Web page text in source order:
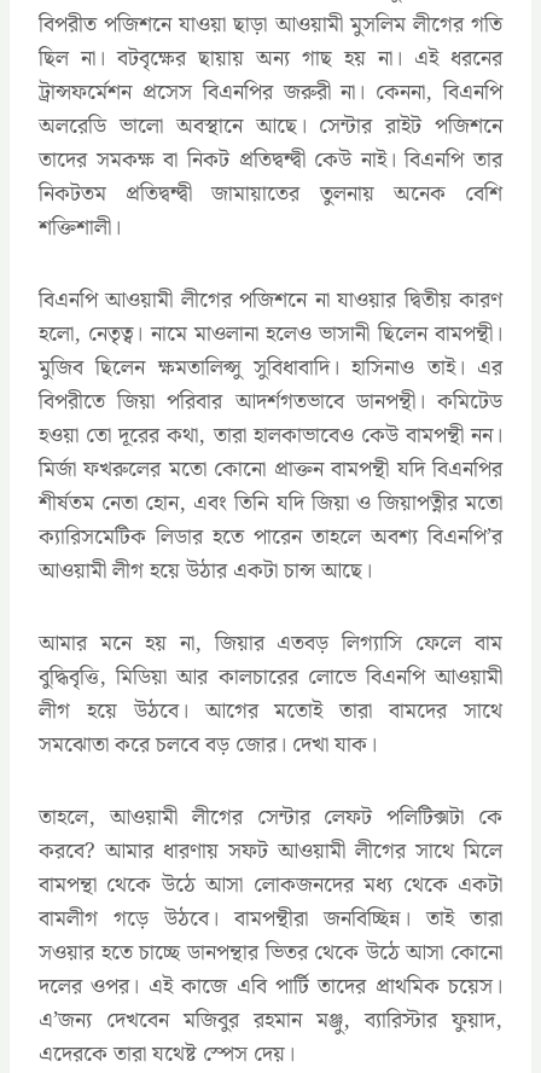
বিপরীত পজিশনে যাওয়া ছাড়া আওয়ামী মুসলিম লীগের গতি
ছিল না। বটবৃক্ষের ছায়ায় অন্য গাছ হয় না। এই ধরনের
ট্রান্সফর্মেশন প্রসেস বিএনপির জরুরী না। কেননা, বিএনপি
অলরেডি ভালো অবস্থানে আছে। সেন্টার রাইট পজিশনে
তাদের সমকক্ষ বা নিকট প্রতিদ্বন্দ্বী কেউ নাই। বিএনপি তার
নিকটতম প্রতিদ্বন্দ্বী জামায়াতের তুলনায় অনেক বেশি
শক্তিশালী।
বিএনপি আওয়ামী লীগের পজিশনে না যাওয়ার দ্বিতীয় কারণ
হলো, নেতৃত্ব। নামে মাওলানা হলেও ভাসানী ছিলেন বামপন্থী।
মুজিব ছিলেন ক্ষমতালিপ্সু সুবিধাবাদি। হাসিনাও তাই। এর
বিপরীতে জিয়া পরিবার আদর্শগতভাবে ডানপন্থী। কমিটেড
হওয়া তো দূরের কথা, তারা হালকাভাবেও কেউ বামপন্থী নন।
মির্জা ফখরুলের মতো কোনো প্রাক্তন বামপন্থী যদি বিএনপির
শীর্ষতম নেতা হোন, এবং তিনি যদি জিয়া ও জিয়াপত্নীর মতো
ক্যারিসমেটিক লিডার হতে পারেন তাহলে অবশ্য বিএনপি’র
আওয়ামী লীগ হয়ে উঠার একটা চান্স আছে।
আমার মনে হয় না, জিয়ার এতবড় লিগ্যাসি ফেলে বাম
বুদ্ধিবৃত্তি, মিডিয়া আর কালচারের লোভে বিএনপি আওয়ামী
লীগ হয়ে উঠবে। আগের মতোই তারা বামদের সাথে
সমঝোতা করে চলবে বড় জোর। দেখা যাক।
তাহলে, আওয়ামী লীগের সেন্টার লেফট পলিটিক্সটা কে
করবে? আমার ধারণায় সফট আওয়ামী লীগের সাথে মিলে
বামপন্থা থেকে উঠে আসা লোকজনদের মধ্য থেকে একটা
বামলীগ গড়ে উঠবে। বামপন্থীরা জনবিচ্ছিন্ন। তাই তারা
সওয়ার হতে চাচ্ছে ডানপন্থার ভিতর থেকে উঠে আসা কোনো
দলের ওপর। এই কাজে এবি পার্টি তাদের প্রাথমিক চয়েস।
এ’জন্য দেখবেন মজিবুর রহমান মঞ্জু, ব্যারিস্টার ফুয়াদ,
এদেরকে তারা যথেষ্ট স্পেস দেয়।